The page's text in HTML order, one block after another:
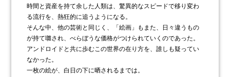
時間と資産を持て余した人類は、驚異的なスピードで移り変わ
る流行を、熱狂的に追うようになる。
そんな中、他の芸術と同じく、「絵画」もまた、日々違うもの
が持て囃され、べらぼうな価格がつけられていくのであった。
アンドロイドと共に歩むこの世界の在り方を、誰しも疑ってい
なかった。
一枚の絵が、白日の下に晒されるまでは。